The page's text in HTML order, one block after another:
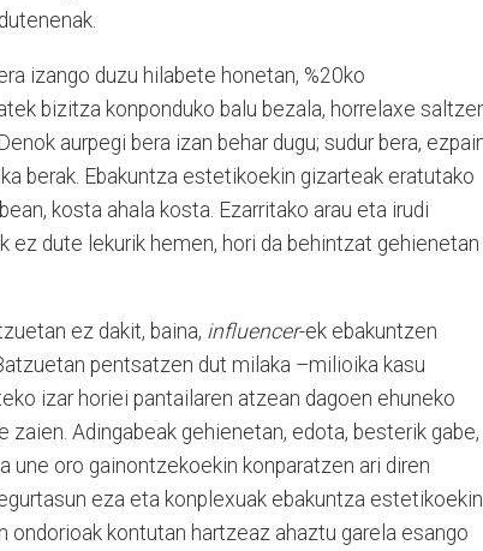
izango duzu hilabete honetan, %20ko
bizitza konponduko balu bezala, horrelaxe
aurpegi bera izan behar dugu; sudur bera,
berak. Ebakuntza estetikoekin gizarteak eratutako
kosta ahala kosta. Ezarritako arau eta irudi
dute lekurik hemen, hori da behintzat gehienetan
ez dakit, baina, influencer-ek ebakuntzen
pentsatzen dut milaka –milioika kasu
izar horiei pantailaren atzean dagoen ehuneko
zaien. Adingabeak gehienetan, edota, besterik gabe,
une oro gainontzekoekin konparatzen ari diren
eza eta konplexuak ebakuntza estetikoekin
kontutan hartzeaz ahaztu garela esango